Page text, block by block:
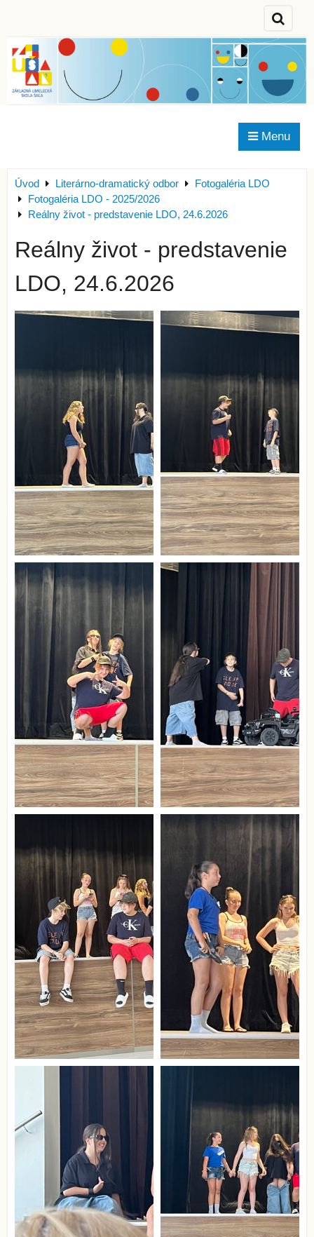
Menu
Úvod Literárno-dramatický odbor
Fotogaléria LDO
Fotogaléria LDO - 2025/2026
Reálny život - predstavenie LDO, 24.6.2026
Reálny život - predstavenie
LDO, 24.6.2026